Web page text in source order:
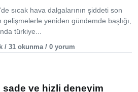
sıcak hava dalgalarının şiddeti son
gelişmelerle yeniden gündemde başlığı,
türkiye...
/ 31 okunma / 0 yorum
ve hizli deneyim